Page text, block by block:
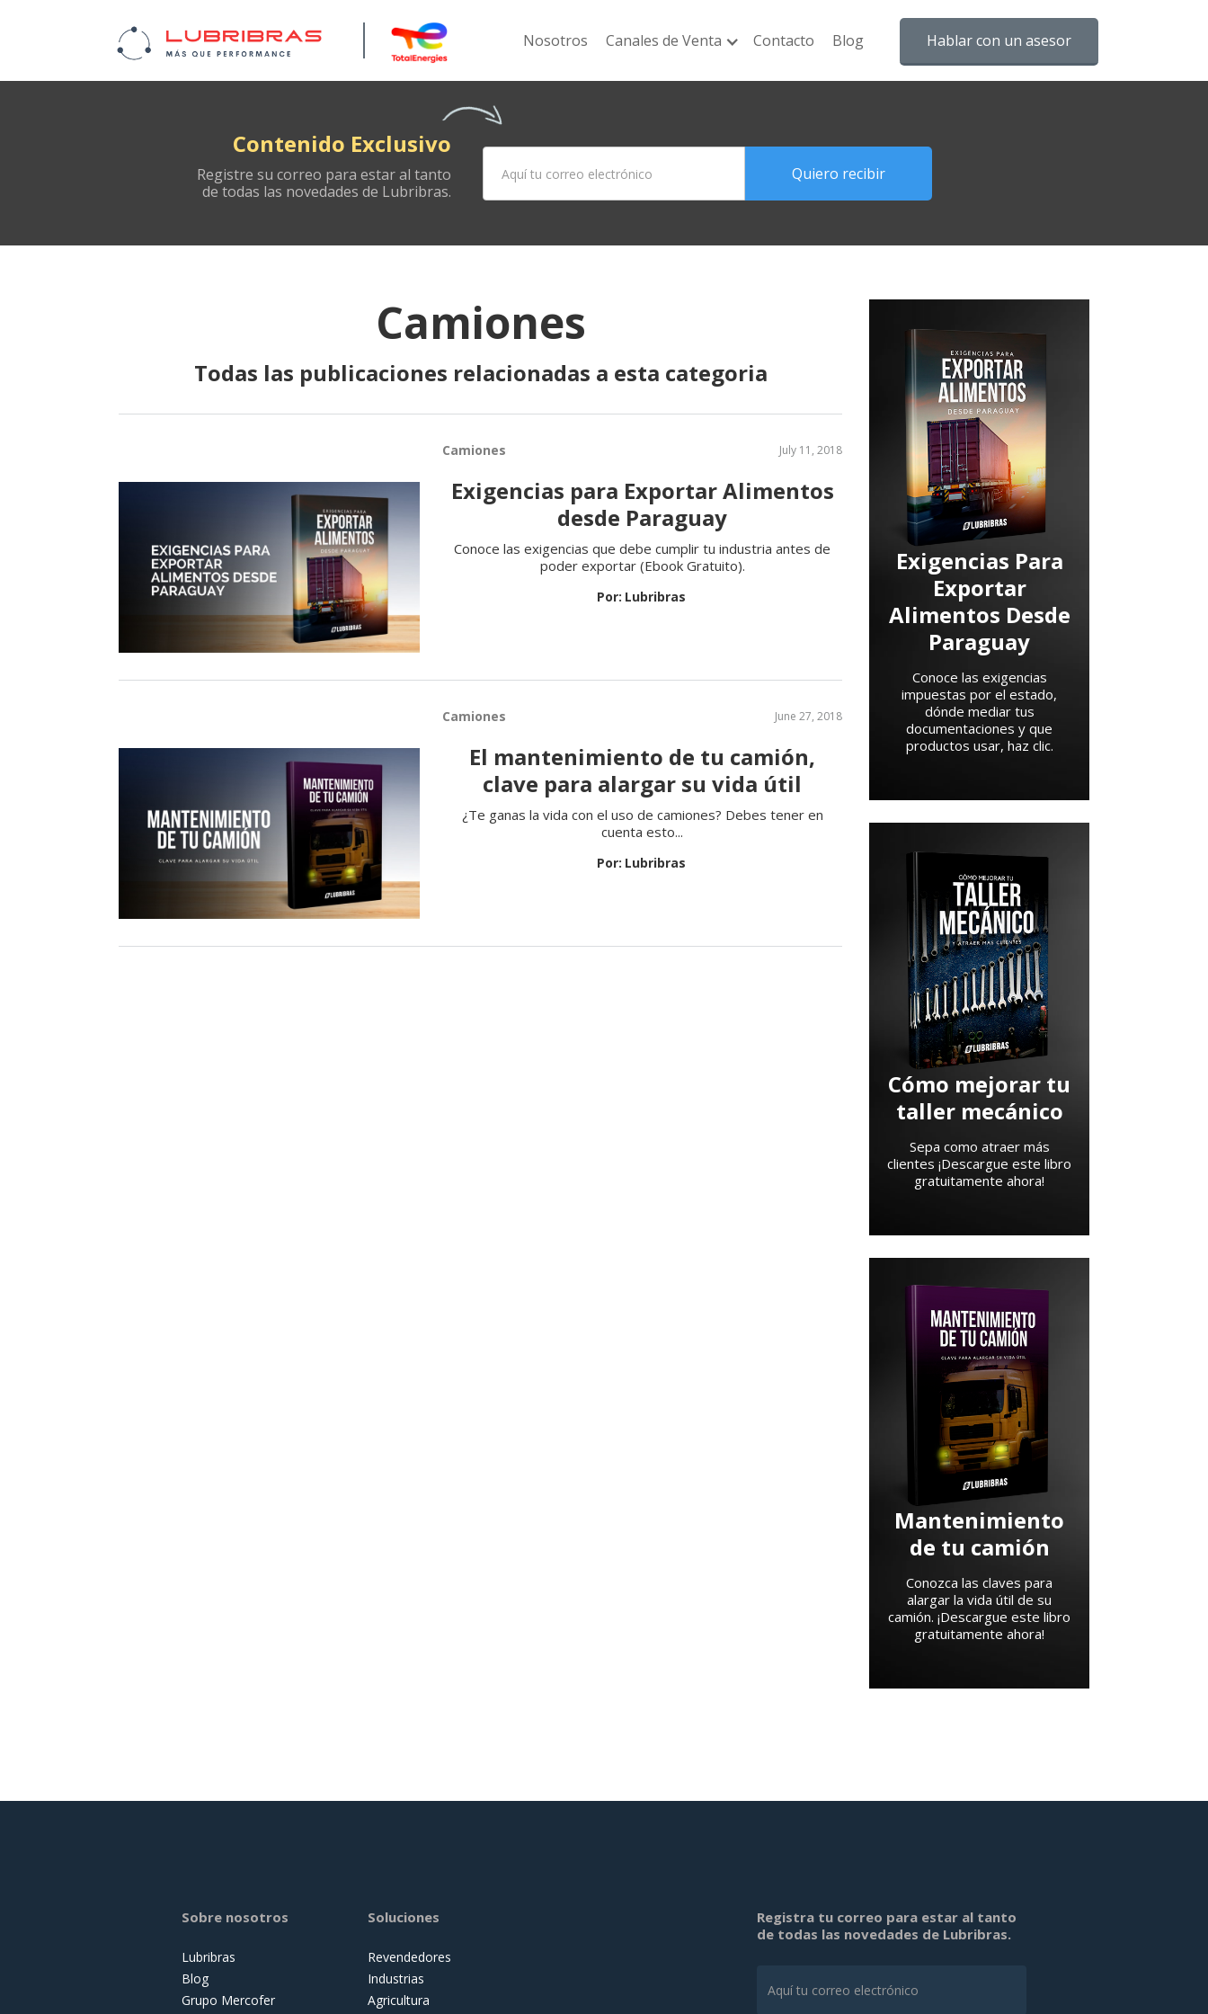
Nosotros Canales de Venta Contacto Blog Hablar con un asesor
Contenido Exclusivo
Registre su correo para estar al tanto
de todas las novedades de Lubribras.
Quiero recibir
Camiones
Todas las publicaciones relacionadas a esta categoria
Camiones July 11, 2018
Exigencias para Exportar Alimentos
desde Paraguay
Conoce las exigencias que debe cumplir tu industria antes de
poder exportar (Ebook Gratuito).
Por: Lubribras
Camiones June 27, 2018
El mantenimiento de tu camión,
clave para alargar su vida útil
¿Te ganas la vida con el uso de camiones? Debes tener en
cuenta esto...
Por: Lubribras
Exigencias Para
Exportar
Alimentos Desde
Paraguay
Conoce las exigencias
impuestas por el estado,
dónde mediar tus
documentaciones y que
productos usar, haz clic.
Cómo mejorar tu
taller mecánico
Sepa como atraer más
clientes ¡Descargue este libro
gratuitamente ahora!
Mantenimiento
de tu camión
Conozca las claves para
alargar la vida útil de su
camión. ¡Descargue este libro
gratuitamente ahora!
Sobre nosotros
Lubribras
Blog
Grupo Mercofer
Soluciones
Revendedores
Industrias
Agricultura
Registra tu correo para estar al tanto
de todas las novedades de Lubribras.